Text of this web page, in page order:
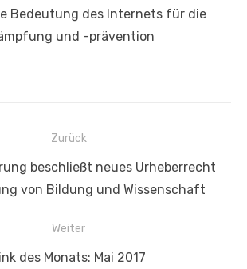
Bedeutung des Internets für die
und -prävention
Zurück
beschließt neues Urheberrecht
von Bildung und Wissenschaft
Weiter
des Monats: Mai 2017